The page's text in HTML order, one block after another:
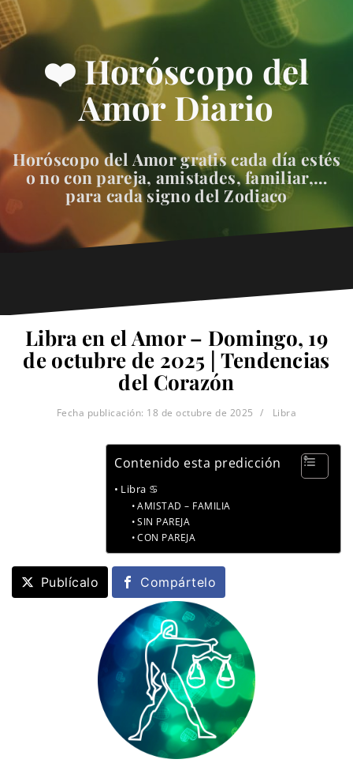
❤️ Horóscopo del
Amor Diario
Horóscopo del Amor gratis cada día estés
o no con pareja, amistades, familiar,…
para cada signo del Zodiaco
Libra en el Amor – Domingo, 19
de octubre de 2025 | Tendencias
del Corazón
Fecha publicación: 18 de octubre de 2025 Libra
Contenido esta predicción
Libra ♋
AMISTAD – FAMILIA
SIN PAREJA
CON PAREJA
Publícalo Compártelo